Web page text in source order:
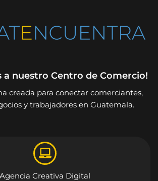
a nuestro Centro de Comercio!
creada para conectar comerciantes,
y trabajadores en Guatemala.
Agencia Creativa Digital